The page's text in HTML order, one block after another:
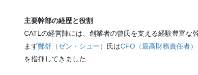
主要幹部の経歴と役割
CATLの経営陣には、創業者の曾氏を支える経験豊富な
まず鄭舒（ゼン・シュー） 氏はCFO（最高財務責任者）
を指揮してきました​